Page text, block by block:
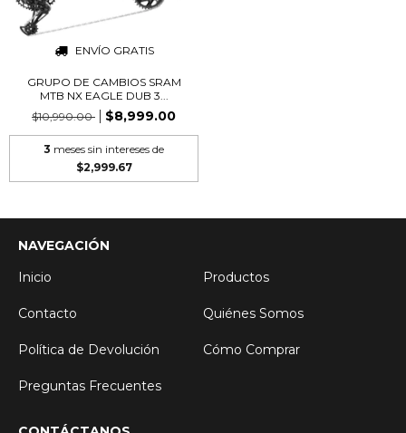
ENVÍO GRATIS
GRUPO DE CAMBIOS SRAM
MTB NX EAGLE DUB 3...
$10,990.00
$8,999.00
3 meses sin intereses de
$2,999.67
NAVEGACIÓN
Inicio
Productos
Contacto Quiénes Somos
Política de Devolución Cómo Comprar
Preguntas Frecuentes